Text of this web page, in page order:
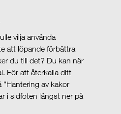
vilja använda
att löpande förbättra
du till det? Du kan när
För att återkalla ditt
av kakor
i sidfoten längst ner på